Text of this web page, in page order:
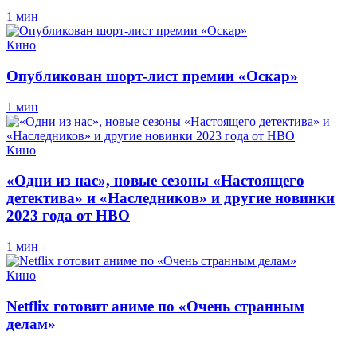
1 мин
Кино
Опубликован шорт-лист премии «Оскар»
1 мин
Кино
«Одни из нас», новые сезоны «Настоящего
детектива» и «Наследников» и другие новинки
2023 года от HBO
1 мин
Кино
Netflix готовит аниме по «Очень странным
делам»